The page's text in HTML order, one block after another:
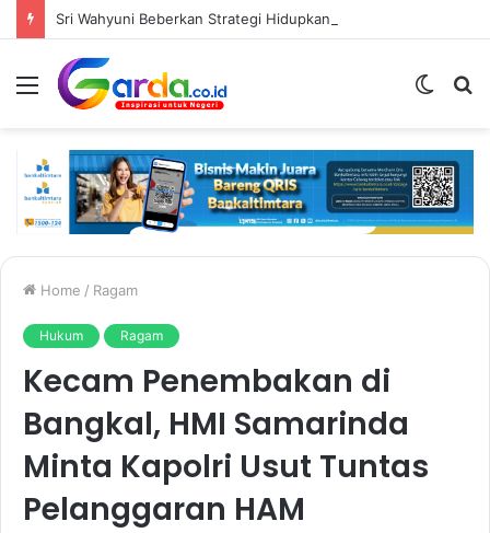
Menu
Switch
Home / Ragam
Hukum Ragam
Kecam Penembakan di
Bangkal, HMI Samarinda
Minta Kapolri Usut Tuntas
Pelanggaran HAM